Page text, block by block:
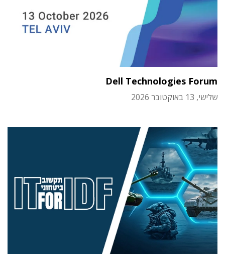
Dell Technologies Forum
שלישי, 13 באוקטובר 2026